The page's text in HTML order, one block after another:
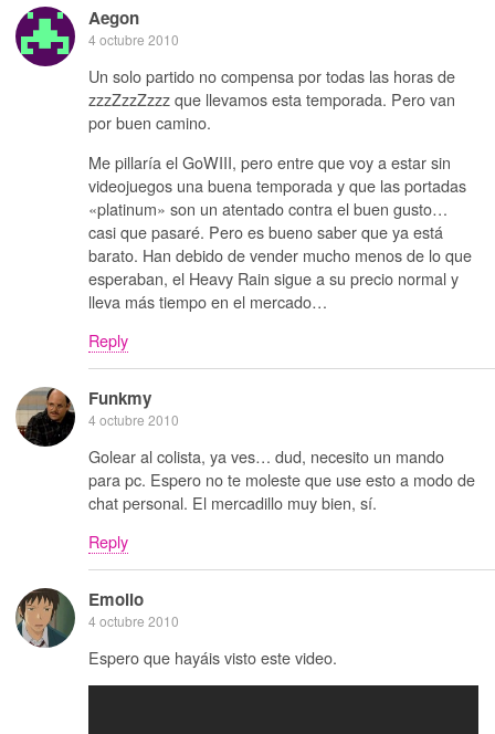
Aegon
4 octubre 2010
Un solo partido no compensa por todas las horas de
zzzZzzZzzz que llevamos esta temporada. Pero van
por buen camino.
Me pillaría el GoWIII, pero entre que voy a estar sin
videojuegos una buena temporada y que las portadas
«platinum» son un atentado contra el buen gusto…
casi que pasaré. Pero es bueno saber que ya está
barato. Han debido de vender mucho menos de lo que
esperaban, el Heavy Rain sigue a su precio normal y
lleva más tiempo en el mercado…
Reply
Funkmy
4 octubre 2010
Golear al colista, ya ves… dud, necesito un mando
para pc. Espero no te moleste que use esto a modo de
chat personal. El mercadillo muy bien, sí.
Reply
Emolio
4 octubre 2010
Espero que hayáis visto este video.